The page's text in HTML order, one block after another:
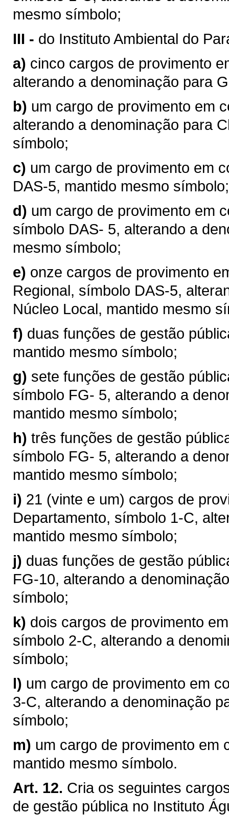
mesmo símbolo;
III - do Instituto Ambiental do
a) cinco cargos de provimento
alterando a denominação para
b) um cargo de provimento em
alterando a denominação para
símbolo;
c) um cargo de provimento em
DAS-5, mantido mesmo símbolo;
d) um cargo de provimento em
símbolo DAS- 5, alterando a
mesmo símbolo;
e) onze cargos de provimento
Regional, símbolo DAS-5,
Núcleo Local, mantido mesmo
f) duas funções de gestão
mantido mesmo símbolo;
g) sete funções de gestão
símbolo FG- 5, alterando a
mantido mesmo símbolo;
h) três funções de gestão
símbolo FG- 5, alterando a
mantido mesmo símbolo;
i) 21 (vinte e um) cargos de
Departamento, símbolo 1-C,
mantido mesmo símbolo;
j) duas funções de gestão
FG-10, alterando a
símbolo;
k) dois cargos de provimento
símbolo 2-C, alterando a
símbolo;
l) um cargo de provimento em
3-C, alterando a denominação
símbolo;
m) um cargo de provimento em
mantido mesmo símbolo.
Art. 12. Cria os seguintes
de gestão pública no Instituto